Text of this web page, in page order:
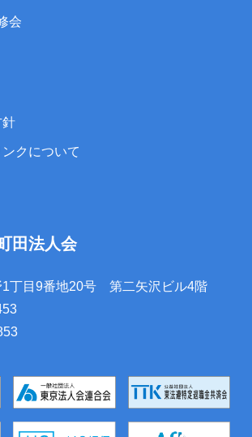
会
針
クについて
田法人会
1丁目9番地20号 第二矢沢ビル4階